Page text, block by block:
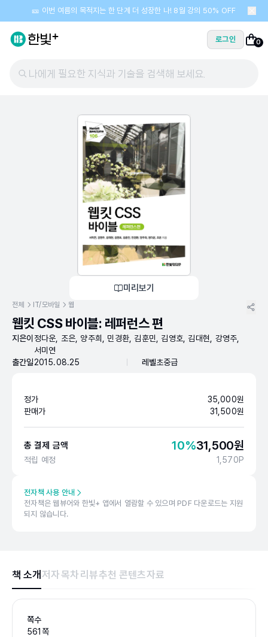
🎫 이번 여름의 목적지는 한 단계 더 성장한 나! 8월 강의 50% OFF
로그인 0
나에게 필요한 지식과 기술을 검색해 보세요.
미리보기
전체 IT/모바일 웹
웹킷 CSS 바이블: 레퍼런스 편
지은이 정다운, 조은, 양주희, 민경환, 김훈민, 김영호, 김대현, 강영주,
서미연
출간일2015.08.25 레벨초중급
정가 35,000원
판매가
31,500원
총 결제 금액 10%31,500원
적립 예정 1,570P
전자책 사용 안내
전자책은 웹뷰어와 한빛+ 앱에서 열람할 수 있으며 PDF 다운로드는 지원
되지 않습니다.
책 소개 저자목차 리뷰추천 콘텐츠자료
쪽수
561쪽